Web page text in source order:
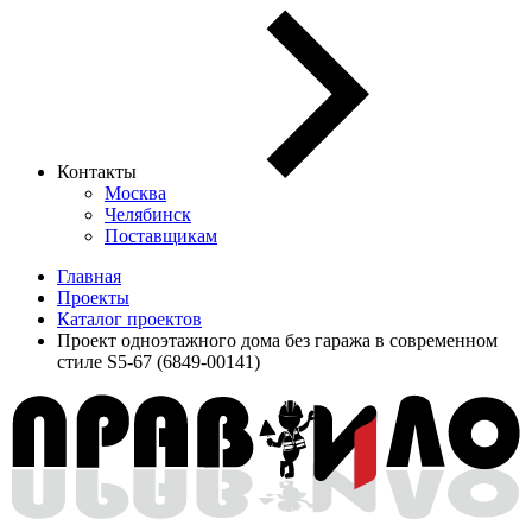
Контакты
Москва
Челябинск
Поставщикам
Главная
Проекты
Каталог проектов
Проект одноэтажного дома без гаража в современном
стиле S5-67 (6849-00141)